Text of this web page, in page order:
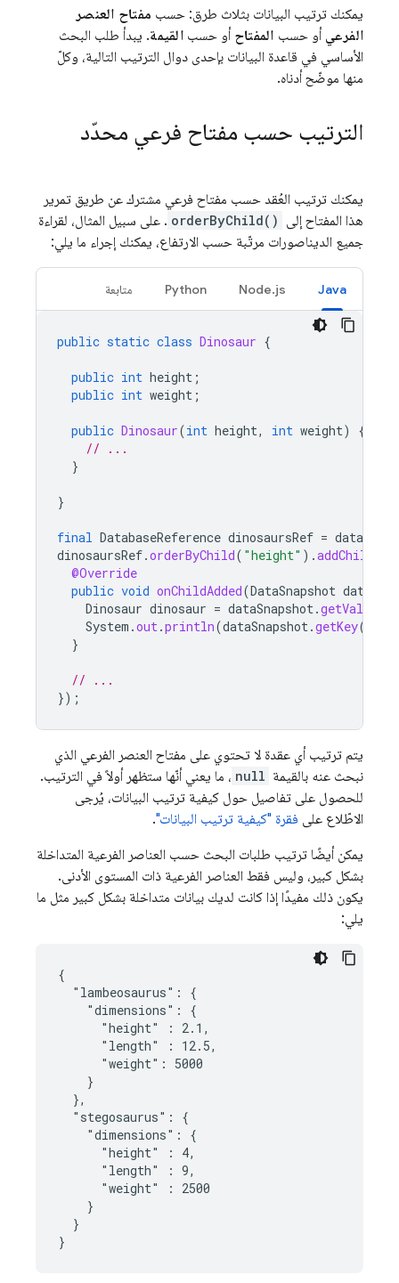
يمكنك ترتيب البيانات بثلاث طرق: حسب مفتاح العنصر
الفرعي أو حسب المفتاح أو حسبالقيمة. يبدأ طلب البحث
الأساسي في قاعدة البيانات بإحدى دوال الترتيب التالية، وكلّ
منها موضّح أدناه.
الترتيب حسب مفتاح فرعي محدّد
يمكنك ترتيب العُقد حسب مفتاح فرعي مشترك عن طريق تمرير
هذا المفتاح إلى orderByChild() . على سبيل المثال، لقراءة
جميع الديناصورات مرتّبة حسب الارتفاع، يمكنك إجراء ما يلي:
Java
Node.js
Python متابعة
public static class Dinosaur {
public int height ;
public int weight ;
public Dinosaur(int height, int weight)
{
// ...
}
}
final DatabaseReference dinosaursRef = database
dinosaursRef.orderByChild( "height" ).
@Override
public void onChildAdded(DataSnapshot
Dinosaur dinosaur = dataSnapshot.getValue
System .out.println(dataSnapshot.getKey()
}
// ...
});
يتم ترتيب أي عقدة لا تحتوي على مفتاح العنصر الفرعي الذي
نبحث عنه بالقيمة null ، ما يعني أنّها ستظهر أولاً في الترتيب.
للحصول على تفاصيل حول كيفية ترتيب البيانات، يُرجى
الاطّلاع على فقرة "كيفية ترتيب البيانات".
يمكن أيضًا ترتيب طلبات البحث حسب العناصر الفرعية المتداخلة
بشكل كبير، وليس فقط العناصر الفرعية ذات المستوى الأدنى.
يكون ذلك مفيدًا إذا كانت لديك بيانات متداخلة بشكل كبير مثل ما
يلي:
{
  "lambeosaurus": {
    "dimensions": {
      "height" : 2.1,
      "length" : 12.5,
      "weight": 5000
    }
  },
  "stegosaurus": {
    "dimensions": {
      "height" : 4,
      "length" : 9,
      "weight" : 2500
    }
  }
}